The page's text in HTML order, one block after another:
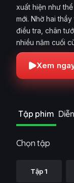
xuất hiện như
mới. Nhờ hai
điều tra, chân
nhiều năm cuối
Xem
Tập phim
Chọn tập
Tập 1